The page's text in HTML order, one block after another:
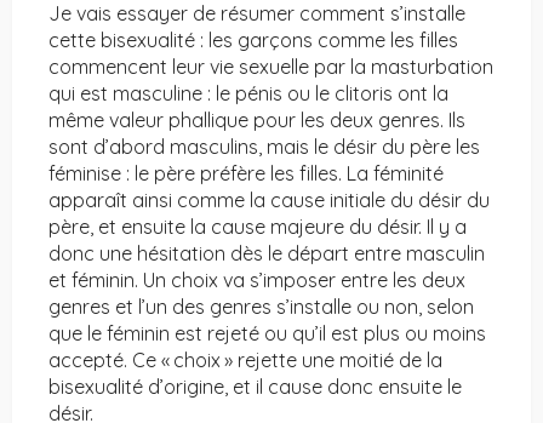
Je vais essayer de résumer comment s’installe
cette bisexualité : les garçons comme les filles
commencent leur vie sexuelle par la masturbation
qui est masculine : le pénis ou le clitoris ont la
même valeur phallique pour les deux genres. Ils
sont d’abord masculins, mais le désir du père les
féminise : le père préfère les filles. La féminité
apparaît ainsi comme la cause initiale du désir du
père, et ensuite la cause majeure du désir. Il y a
donc une hésitation dès le départ entre masculin
et féminin. Un choix va s’imposer entre les deux
genres et l’un des genres s’installe ou non, selon
que le féminin est rejeté ou qu’il est plus ou moins
accepté. Ce « choix » rejette une moitié de la
bisexualité d’origine, et il cause donc ensuite le
désir.